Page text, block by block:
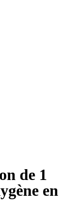
de 1
en